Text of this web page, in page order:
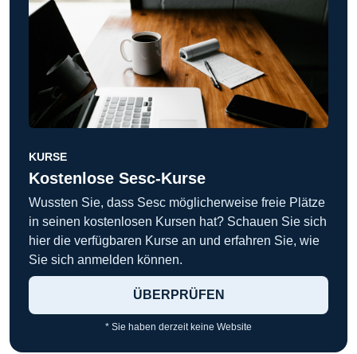
KURSE
Kostenlose Sesc-Kurse
Wussten Sie, dass Sesc möglicherweise freie Plätze
in seinen kostenlosen Kursen hat? Schauen Sie sich
hier die verfügbaren Kurse an und erfahren Sie, wie
Sie sich anmelden können.
ÜBERPRÜFEN
* Sie haben derzeit keine Website